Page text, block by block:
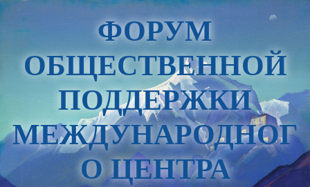
ФОРУМ
ОБЩЕСТВЕННОЙ
ПОДДЕРЖКИ
МЕЖДУНАРОДНОГ
О ЦЕНТРА